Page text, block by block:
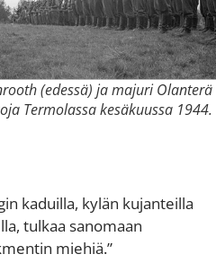
(edessä) ja majuri Olanterä
Termolassa kesäkuussa 1944.
kaduilla, kylän kujanteilla
tulkaa sanomaan
miehiä.”